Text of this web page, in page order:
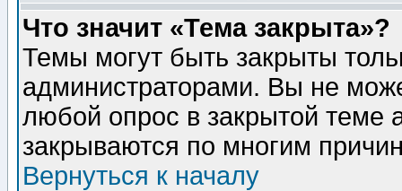
Что значит «Тема закрыта»?
Темы могут быть закрыты
администраторами. Вы не
любой опрос в закрытой теме
закрываются по многим
Вернуться к началу